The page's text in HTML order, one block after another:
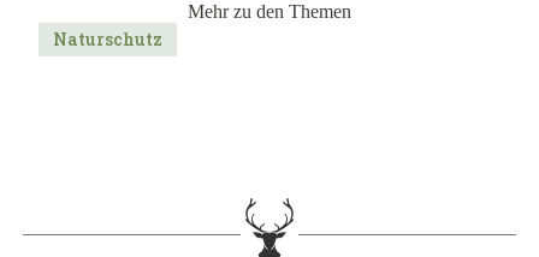
Mehr zu den Themen
Naturschutz